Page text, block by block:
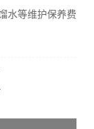
水等维护保养费